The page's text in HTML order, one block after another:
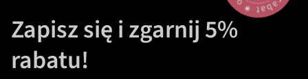
Zapisz się i zgarnij 5%
rabatu!